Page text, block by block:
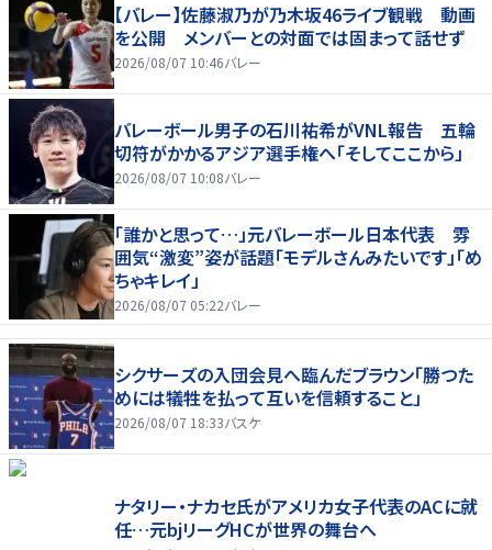
【バレー】佐藤淑乃が乃木坂46ライブ観戦 動画
を公開 メンバーとの対面では固まって話せず
2026/08/07 10:46バレー
バレーボール男子の石川祐希がVNL報告 五輪
切符がかかるアジア選手権へ「そしてここから」
2026/08/07 10:08バレー
「誰かと思って…」元バレーボール日本代表 雰
囲気“激変”姿が話題「モデルさんみたいです」「め
ちゃキレイ」
2026/08/07 05:22バレー
シクサーズの入団会見へ臨んだブラウン「勝つた
めには犠牲を払って互いを信頼すること」
2026/08/07 18:33バスケ
ナタリー・ナカセ氏がアメリカ女子代表のACに就
任…元bjリーグHCが世界の舞台へ